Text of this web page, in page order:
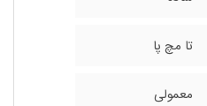
تا مچ پا
معمولی